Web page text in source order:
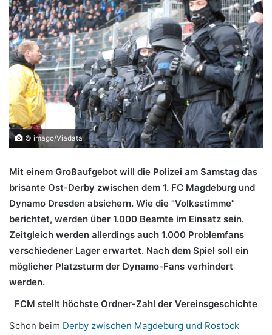
© imago/Viadata
Mit einem Großaufgebot will die Polizei am Samstag das
brisante Ost-Derby zwischen dem 1. FC Magdeburg und
Dynamo Dresden absichern. Wie die "Volksstimme"
berichtet, werden über 1.000 Beamte im Einsatz sein.
Zeitgleich werden allerdings auch 1.000 Problemfans
verschiedener Lager erwartet. Nach dem Spiel soll ein
möglicher Platzsturm der Dynamo-Fans verhindert
werden.
FCM stellt höchste Ordner-Zahl der Vereinsgeschichte
Schon beim Derby zwischen Magdeburg und Rostock